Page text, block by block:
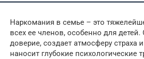
Наркомания в семье – это
всех ее членов, особенно для детей.
доверие, создает атмосферу страха
наносит глубокие психологические